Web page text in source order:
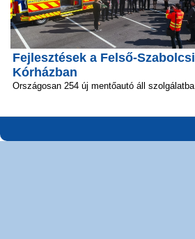
Fejlesztések a Felső-Szabolcsi
Kórházban
Országosan 254 új mentőautó áll szolgálatba